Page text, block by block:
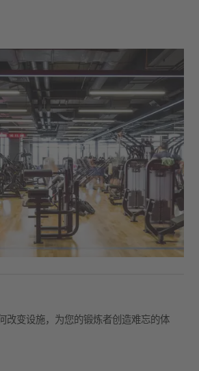
变设施，为您的锻炼者创造难忘的体